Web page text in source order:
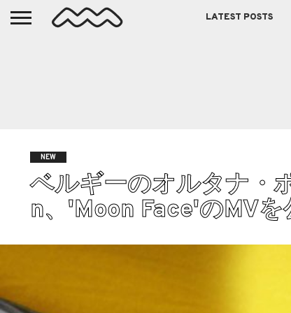
LATEST POSTS
NEW
ベルギーのオルタナ・
n、'Moon Face'のMVを